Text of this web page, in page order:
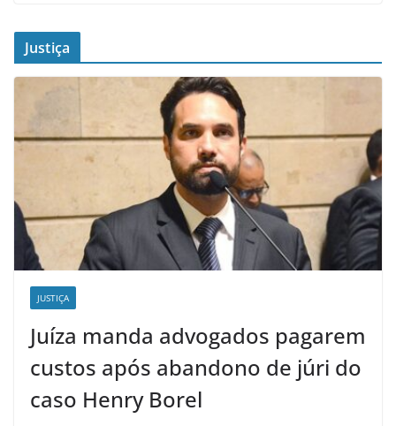
Justiça
JUSTIÇA
Juíza manda advogados pagarem
custos após abandono de júri do
caso Henry Borel